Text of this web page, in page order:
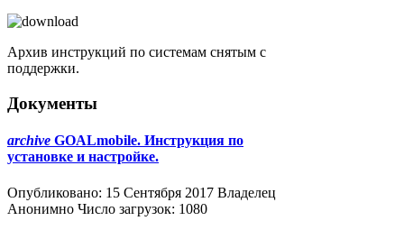
Архив инструкций по системам снятым с
поддержки.
Документы
archive GOALmobile. Инструкция по
установке и настройке.
Опубликовано: 15 Сентября 2017 Владелец
Анонимно Число загрузок: 1080